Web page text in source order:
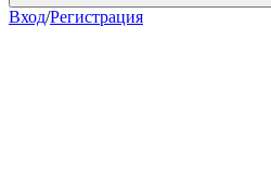
Вход/Регистрация